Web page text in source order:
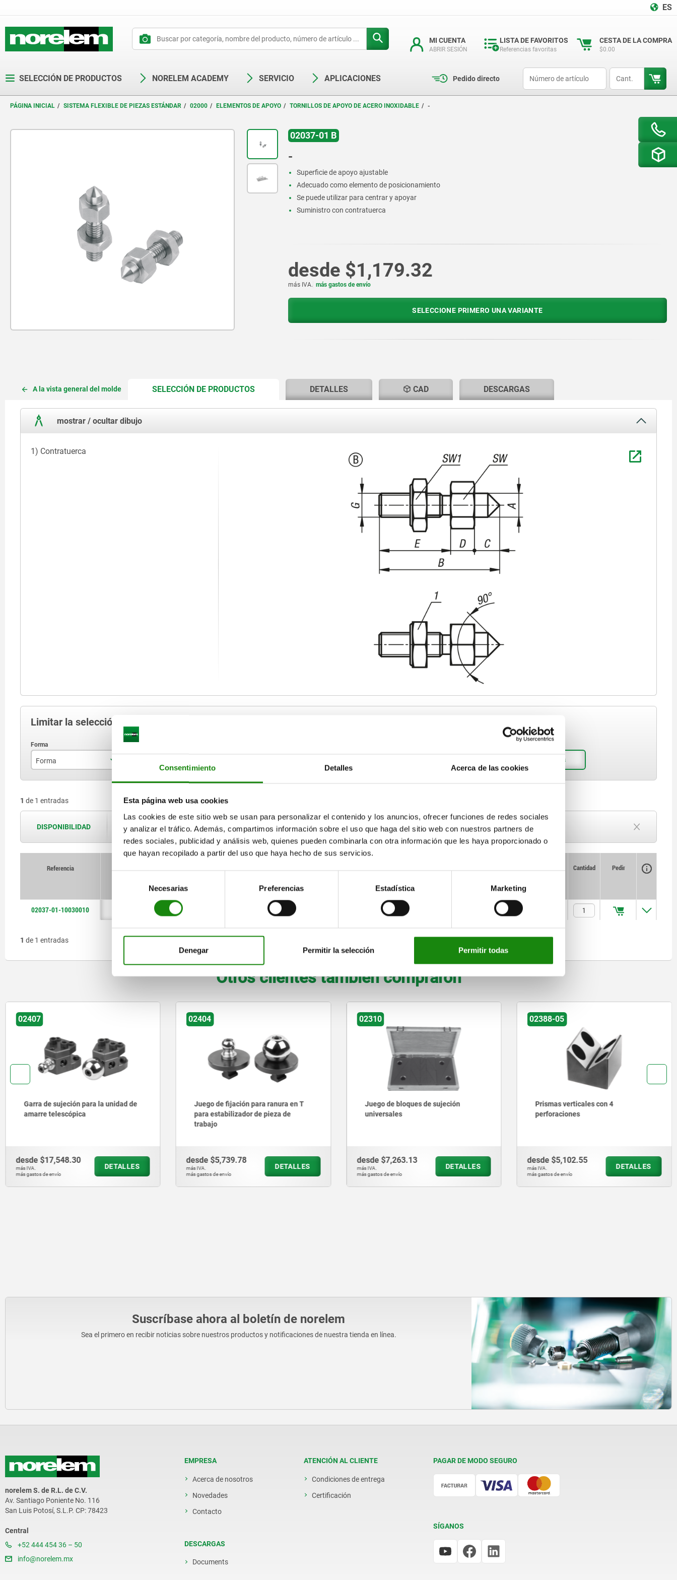
Consentimiento Detalles Acerca de las cookies
Esta página web usa cookies
Las cookies de este sitio web se usan para personalizar el contenido y los anuncios, ofrecer funciones de redes sociales
y analizar el tráfico. Además, compartimos información sobre el uso que haga del sitio web con nuestros partners de
redes sociales, publicidad y análisis web, quienes pueden combinarla con otra información que les haya proporcionado o
que hayan recopilado a partir del uso que haya hecho de sus servicios.
consentimiento
Necesarias Preferencias Estadística Marketing
Denegar Permitir la selección Permitir todas
ES
MI CUENTA
ABRIR SESIÓN
LISTA DE FAVORITOS
Referencias favoritas
CESTA DE LA COMPRA
$0.00
SELECCIÓN DE PRODUCTOS NORELEM ACADEMY SERVICIO APLICACIONES Pedido directo
PÁGINA INICIAL SISTEMA FLEXIBLE DE PIEZAS ESTÁNDAR 02000 ELEMENTOS DE APOYO TORNILLOS DE APOYO DE ACERO INOXIDABLE -
02037-01 B
-
Superficie de apoyo ajustable
Adecuado como elemento de posicionamiento
Se puede utilizar para centrar y apoyar
Suministro con contratuerca
desde $1,179.32
más IVA. más gastos de envío
SELECCIONE PRIMERO UNA VARIANTE
A la vista general del molde SELECCIÓN DE PRODUCTOSCURRENT
CURRENT
DETALLES CAD DESCARGAS
mostrar / ocultar dibujo
1) Contratuerca
Limitar la selección de artículos
Forma
B 10 50,6
1 de 1 entradas
DISPONIBILIDAD Las disponibilidades se actualizan varias veces al día a intervalos regulares.
15-17 días
Plazo de entrega a petición
17+ días
Actualmente agotado
Referencia
Cantidad Pedir
02037-01-10030010 10 17
1 de 1 entradas
Otros clientes también compraron
02404
Juego de fijación para ranura en T
para estabilizador de pieza de
desde$5,739.78
más gastos de envío
DETALLES
02310
Juego de bloques de sujeción
universales
desde$7,263.13
más gastos de envío
DETALLES
02388-05
Prismas verticales con 4
perforaciones
desde$5,102.55
más gastos de envío
DETALLES
02395-10
Placas de adaptador para ranuras en
T y sistemas de retícula
desde$8,486.70
más gastos de envío
DETALLES
Suscríbase ahora al boletín de norelem
Sea el primero en recibir noticias sobre nuestros productos y notificaciones de nuestra tienda en línea.
norelem S. de R.L. de C.V.
Av. Santiago Poniente No. 116
San Luis Potosí, S.L.P. CP: 78423
Central
+52 444 454 36 – 50
info@norelem.mx
EMPRESA
Acerca de nosotros
Novedades
Contacto
DESCARGAS
Documents
ATENCIÓN AL CLIENTE
Condiciones de entrega
Certificación
PAGAR DE MODO SEGURO
SÍGANOS